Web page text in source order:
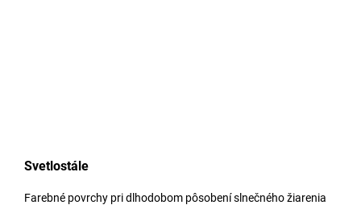
Svetlostále
Farebné povrchy pri dlhodobom pôsobení slnečného žiarenia